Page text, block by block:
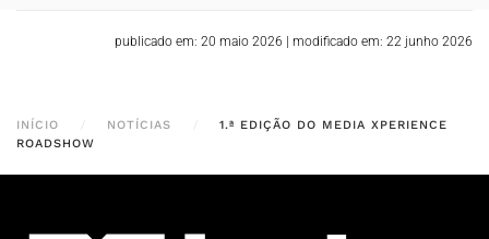
publicado em: 20 maio 2026 modificado em: 22 junho 2026
INÍCIO NOTÍCIAS
1.ª EDIÇÃO DO MEDIA XPERIENCE
ROADSHOW